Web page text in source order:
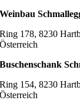
Weinbau
Ring 178, 8230
Österreich
Buschenschank
Ring 154, 8230
Österreich